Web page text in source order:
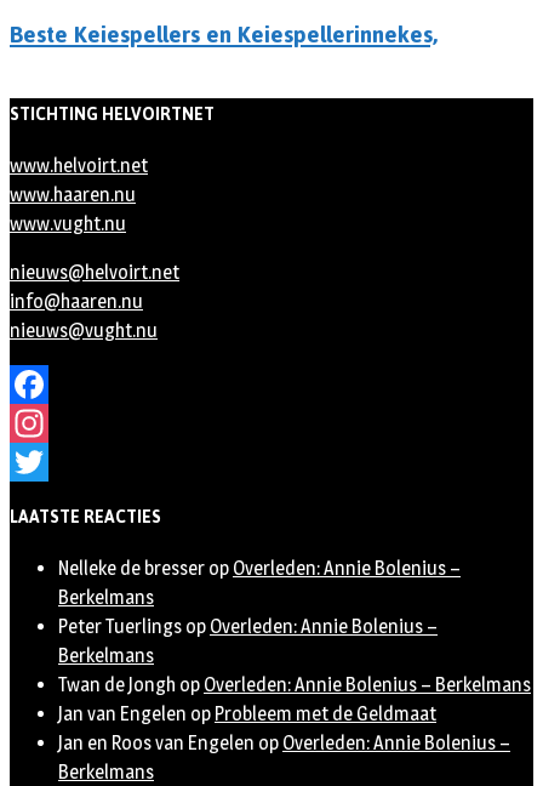
Beste Keiespellers en Keiespellerinnekes,
STICHTING HELVOIRTNET
www.helvoirt.net
www.haaren.nu
www.vught.nu
nieuws@helvoirt.net
info@haaren.nu
nieuws@vught.nu
Facebook
Instagram
LAATSTE REACTIES
Nelleke de bresser op Overleden: Annie Bolenius –
Berkelmans
Peter Tuerlings op Overleden: Annie Bolenius –
Berkelmans
Twan de Jongh op Overleden: Annie Bolenius – Berkelmans
Jan van Engelen op Probleem met de Geldmaat
Jan en Roos van Engelen op Overleden: Annie Bolenius –
Berkelmans